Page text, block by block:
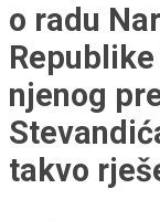
o radu
njenog
takvo